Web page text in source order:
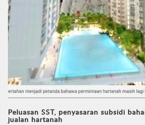
Peluasan SST, penyasaran subsidi
jualan hartanah